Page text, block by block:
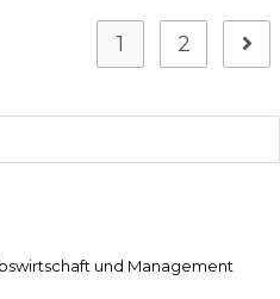
1 2
und Management